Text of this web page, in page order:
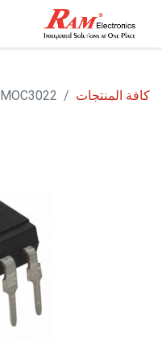
كافة المنتجات MOC3022